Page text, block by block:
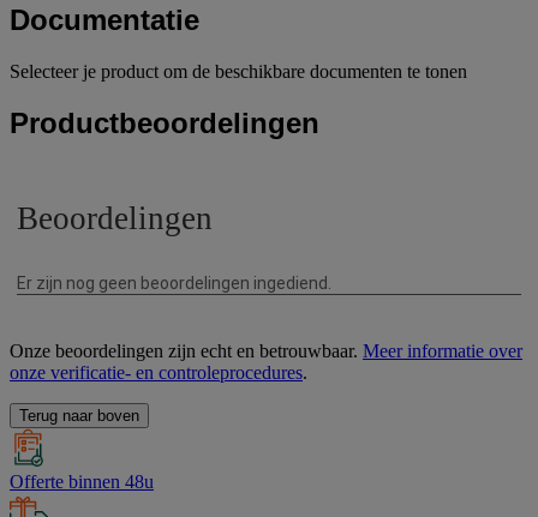
Documentatie
Selecteer je product om de beschikbare documenten te tonen
Productbeoordelingen
Onze beoordelingen zijn echt en betrouwbaar. Meer informatie over
onze verificatie- en controleprocedures.
Terug naar boven
Offerte binnen 48u